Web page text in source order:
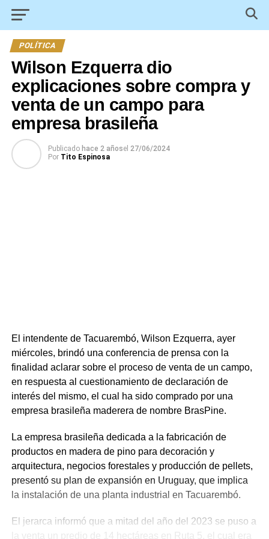
POLÍTICA
Wilson Ezquerra dio
explicaciones sobre compra y
venta de un campo para
empresa brasileña
Publicado hace 2 añosel 27/06/2024
Por Tito Espinosa
El intendente de Tacuarembó, Wilson Ezquerra, ayer
miércoles, brindó una conferencia de prensa con la
finalidad aclarar sobre el proceso de venta de un campo,
en respuesta al cuestionamiento de declaración de
interés del mismo, el cual ha sido comprado por una
empresa brasileña maderera de nombre BrasPine.
La empresa brasileña dedicada a la fabricación de
productos en madera de pino para decoración y
arquitectura, negocios forestales y producción de pellets,
presentó su plan de expansión en Uruguay, que implica
la instalación de una planta industrial en Tacuarembó.
El jerarca informó que a mitad del año del 2023 se puso a